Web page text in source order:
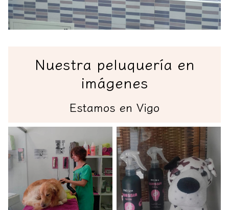
Nuestra peluquería en
imágenes
Estamos en Vigo